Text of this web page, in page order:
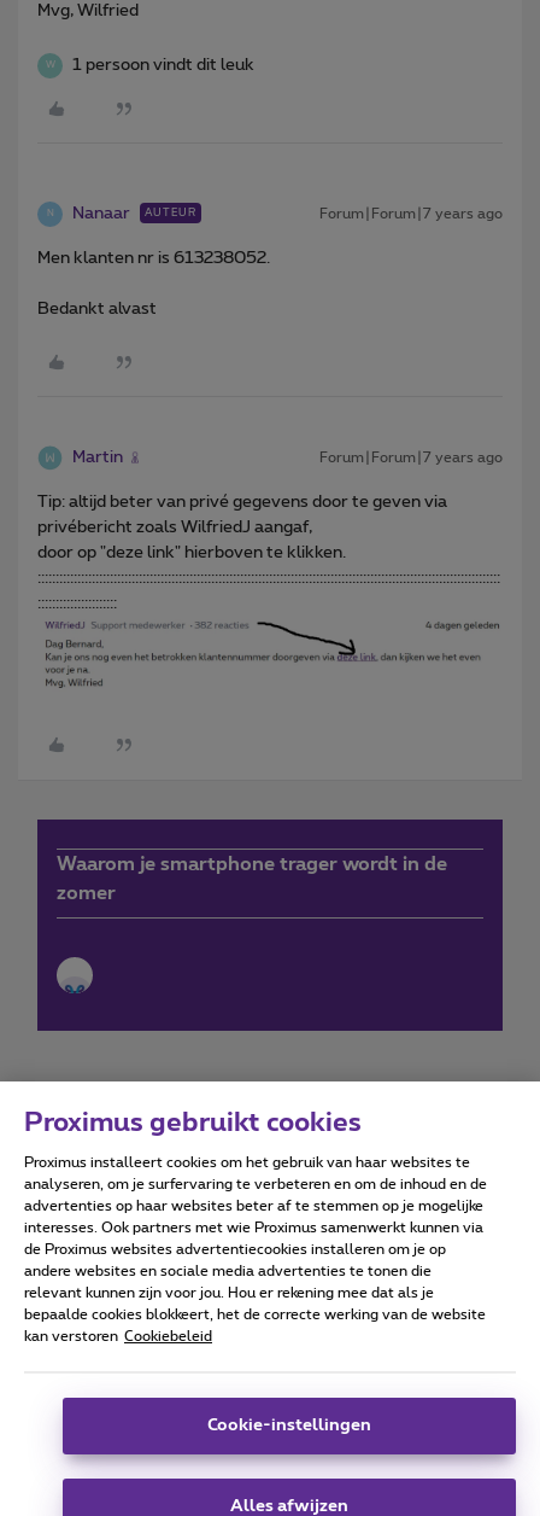
Mvg, Wilfried
W 1 persoon vindt dit leuk
N Nanaar AUTEUR Forum|Forum|7 years ago
Men klanten nr is 613238052.
Bedankt alvast
Martin Forum|Forum|7 years ago
Tip: altijd beter van privé gegevens door te geven via
privébericht zoals WilfriedJ aangaf,
door op "deze link" hierboven te klikken.
::::::::::::::::::::::::::::::::::::::::::::::::::::::::::::::::::::::::::::::::::::::::::::::::::::::::::::::::::::::::::::::::
::::::::::::::::::::::
Waarom je smartphone trager wordt in de
zomer
Forumvoorwaarden Accessibility statement
Alle rechten voorbehouden. © Proximus
Algemene voorwaarden, consumenteninfo
Deze website is gecreëerd en wordt beheerd conform het
Koning Albert II-laan 27 - B-1030 Brussel.
Proximus gebruikt cookies
Proximus installeert cookies om het gebruik van haar websites te
analyseren, om je surfervaring te verbeteren en om de inhoud en de
advertenties op haar websites beter af te stemmen op je mogelijke
interesses. Ook partners met wie Proximus samenwerkt kunnen via
de Proximus websites advertentiecookies installeren om je op
andere websites en sociale media advertenties te tonen die
relevant kunnen zijn voor jou. Hou er rekening mee dat als je
bepaalde cookies blokkeert, het de correcte werking van de website
kan verstoren Cookiebeleid
Cookie-instellingen
Alles afwijzen